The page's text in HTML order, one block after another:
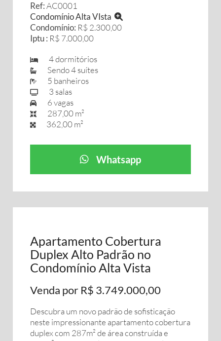
Ref:AC0001
Condomínio Alta VIsta
Condomínio: R$ 2.300,00
Iptu : R$ 7.000,00
4 dormitórios
Sendo 4 suítes
5 banheiros
3 salas
6 vagas
287,00 m²
362,00 m²
Whatsapp
Apartamento Cobertura
Duplex Alto Padrão no
Condomínio Alta Vista
Venda por R$ 3.749.000,00
Descubra um novo padrão de sofisticação
neste impressionante apartamento cobertura
duplex com 287m² de área construída e